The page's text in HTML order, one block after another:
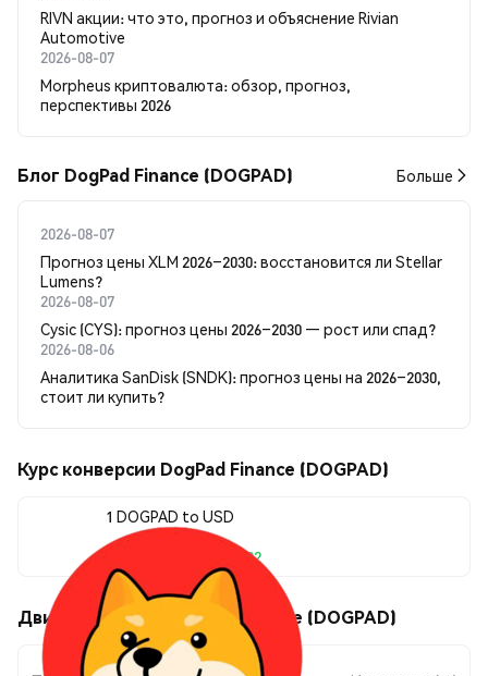
RIVN акции: что это, прогноз и объяснение Rivian
Automotive
2026-08-07
Morpheus криптовалюта: обзор, прогноз,
перспективы 2026
Блог DogPad Finance (DOGPAD) Больше
2026-08-07
Прогноз цены XLM 2026–2030: восстановится ли Stellar
Lumens?
2026-08-07
Cysic (CYS): прогноз цены 2026–2030 — рост или спад?
2026-08-06
Аналитика SanDisk (SNDK): прогноз цены на 2026–2030,
стоит ли купить?
Курс конверсии DogPad Finance (DOGPAD)
1 DOGPAD to USD
$0.0<sub>7</sub>4832
Движения цены DogPad Finance (DOGPAD)
Изменение